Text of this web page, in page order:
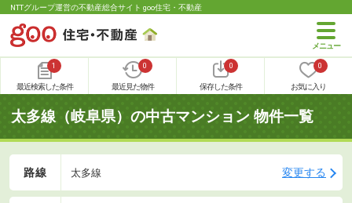
NTTグループ運営の不動産総合サイト goo住宅・不動産
1
最近検索した条件
0
最近見た物件
0
保存した条件
0
お気に入り
太多線（岐阜県）の中古マンション 物件一覧
路線 太多線 変更する